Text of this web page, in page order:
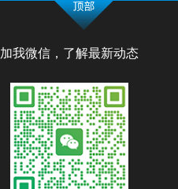
加我微信，了解最新动态